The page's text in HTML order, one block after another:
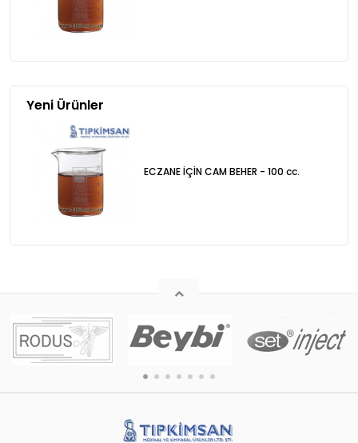
Yeni Ürünler
ECZANE İÇİN CAM BEHER - 100 cc.